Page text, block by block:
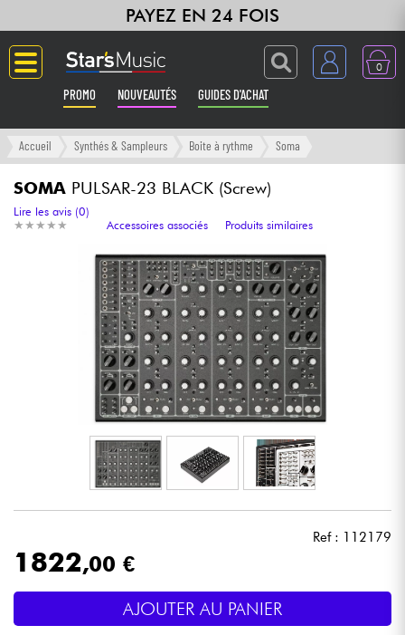
PAYEZ EN 24 FOIS
0
PROMO NOUVEAUTÉS GUIDES D'ACHAT
Langue
Guitares & Basses
Amplis & Effets
Claviers & Pianos
Synthés & Sampleurs
Home Studio
Casques
Micros & HF
Sono
Accueil Synthés & Sampleurs Boite à rythme Soma
SOMA PULSAR-23 BLACK (Screw)
★ ★ ★ ★ ★
★ ★ ★ ★ ★
Lire les avis (0)
Accessoires associés
Produits similaires
Ref : 112179
1822,00 €
AJOUTER AU PANIER